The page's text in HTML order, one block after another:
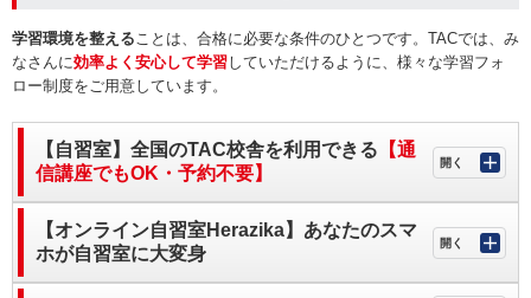
学習環境を整える ことは、合格に必要な条件のひとつです。TACでは、み
なさんに効率よく安心して学習していただけるように、様々な学習フォ
ロー制度をご用意しています。
【自習室】全国のTAC校舎を利用できる 【通
信講座でもOK・予約不要】
【オンライン自習室Herazika】あなたのスマ
ホが自習室に大変身